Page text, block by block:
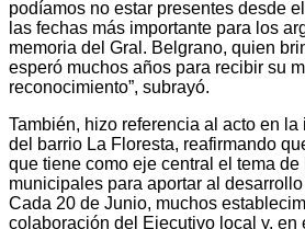
podíamos no estar presentes desde
las fechas más importante para los
memoria del Gral. Belgrano, quien
esperó muchos años para recibir su
reconocimiento”, subrayó.
También, hizo referencia al acto en
del barrio La Floresta, reafirmando
que tiene como eje central el tema
municipales para aportar al
Cada 20 de Junio, muchos
colaboración del Ejecutivo local y, en